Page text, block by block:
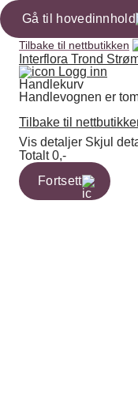
Gå til hovedinnhold
Tilbake til nettbutikken
Interflora Trond
Logg inn
Handlekurv
Handlevognen er
Tilbake til
Vis detaljer Skjul
Totalt 0,-
Fortsett